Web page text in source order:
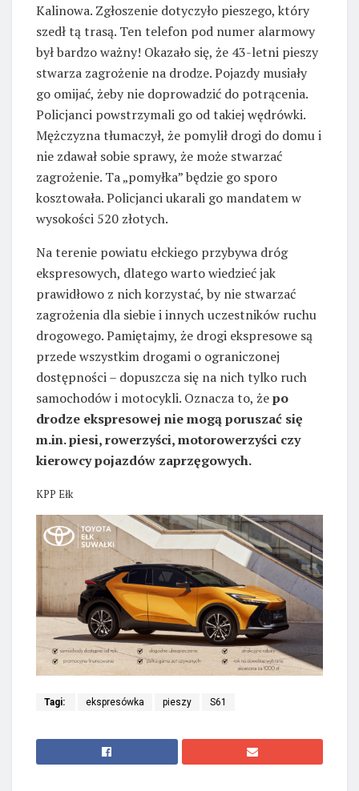
Kalinowa. Zgłoszenie dotyczyło pieszego, który
szedł tą trasą. Ten telefon pod numer alarmowy
był bardzo ważny! Okazało się, że 43-letni pieszy
stwarza zagrożenie na drodze. Pojazdy musiały
go omijać, żeby nie doprowadzić do potrącenia.
Policjanci powstrzymali go od takiej wędrówki.
Mężczyzna tłumaczył, że pomylił drogi do domu i
nie zdawał sobie sprawy, że może stwarzać
zagrożenie. Ta „pomyłka” będzie go sporo
kosztowała. Policjanci ukarali go mandatem w
wysokości 520 złotych.
Na terenie powiatu ełckiego przybywa dróg
ekspresowych, dlatego warto wiedzieć jak
prawidłowo z nich korzystać, by nie stwarzać
zagrożenia dla siebie i innych uczestników ruchu
drogowego. Pamiętajmy, że drogi ekspresowe są
przede wszystkim drogami o ograniczonej
dostępności – dopuszcza się na nich tylko ruch
samochodów i motocykli. Oznacza to, żepo
drodze ekspresowej nie mogą poruszać się
m.in. piesi, rowerzyści, motorowerzyści czy
kierowcy pojazdów zaprzęgowych.
KPP Ełk
Tagi: ekspresówka pieszy S61